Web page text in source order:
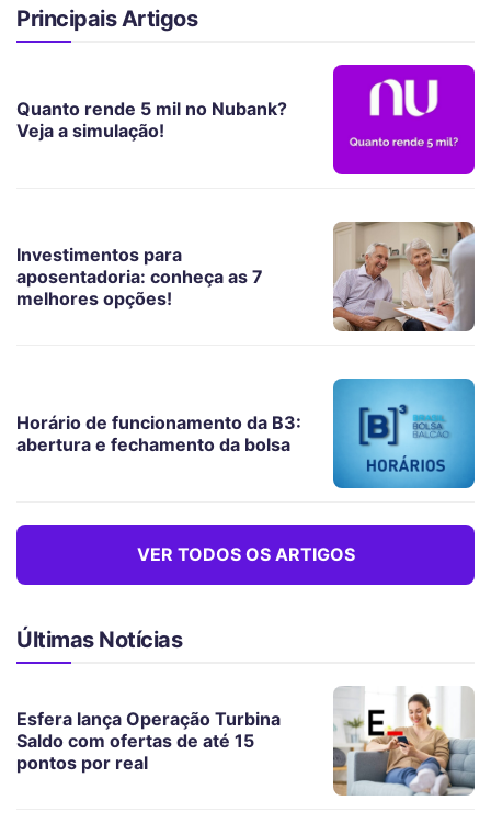
Principais Artigos
Quanto rende 5 mil no Nubank?
Veja a simulação!
Investimentos para
aposentadoria: conheça as 7
melhores opções!
Horário de funcionamento da B3:
abertura e fechamento da bolsa
VER TODOS OS ARTIGOS
Últimas Notícias
Esfera lança Operação Turbina
Saldo com ofertas de até 15
pontos por real